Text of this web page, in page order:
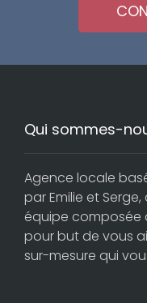
Qui sommes-
Agence locale
par Emilie et
équipe composée
pour but de vous
sur-mesure qui